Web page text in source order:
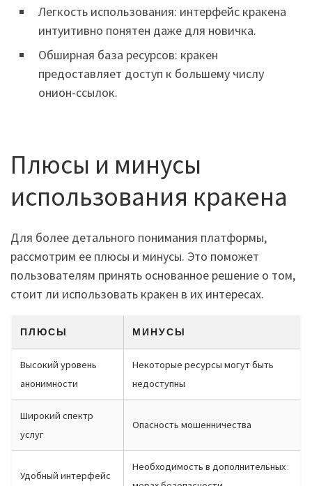
Легкость использования: интерфейс кракена
интуитивно понятен даже для новичка.
Обширная база ресурсов: кракен
предоставляет доступ к большему числу
онион-ссылок.
Плюсы и минусы
использования кракена
Для более детального понимания платформы,
рассмотрим ее плюсы и минусы. Это поможет
пользователям принять основанное решение о том,
стоит ли использовать кракен в их интересах.
ПЛЮСЫ МИНУСЫ
Высокий уровень
анонимности
Некоторые ресурсы могут быть
недоступны
Широкий спектр
услуг
Опасность мошенничества
Удобный интерфейс
Необходимость в дополнительных